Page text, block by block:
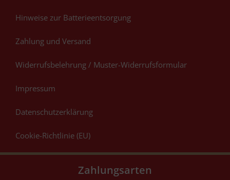
Hinweise zur Batterieentsorgung
Zahlung und Versand
Widerrufsbelehrung / Muster-Widerrufsformular
Impressum
Datenschutzerklärung
Cookie-Richtlinie (EU)
Zahlungsarten